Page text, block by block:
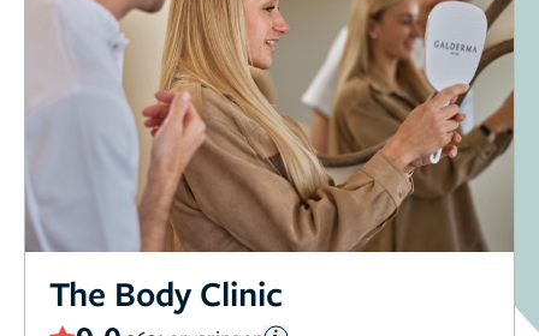
The Body Clinic